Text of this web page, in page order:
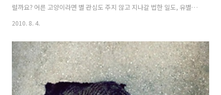
럴까요? 어른 고양이라면 별 관심도 주지 않고 지나갈 법한 일도, 유별난
호기심을 보이며 달려듭니다.아기고양이 푸코의 눈에 들어온 것은 집주
있습니다. 바로 옆에 고양이 화장실이 있기 때문에, 배변 훈련을 마친 아
기고양이들은 매일같이 이 장식장 앞을 지나치게 되어 있어요. 한데 여느
집고양이들이 장롱 문 열리기를 기다려 쏙 숨어버리는 것처럼,푸코도 뭔
가 비밀이 가득해 보이는 장식장 문을 따고 들어가보고 싶은 모양입니다.
아저씨와 아주머니가 안 보이는 틈을 타서, 열쇠를 붙잡고 장식장 문 따
2010. 8. 4.